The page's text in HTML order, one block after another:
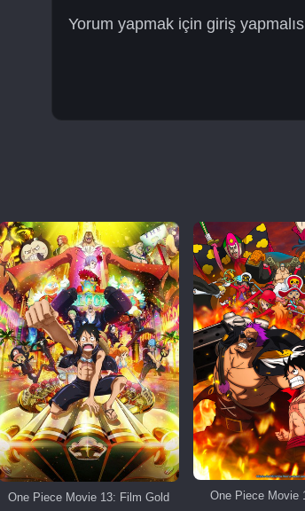
Yorum yapmak için giriş
One Piece Movie 13: Film Gold One Piece Movie